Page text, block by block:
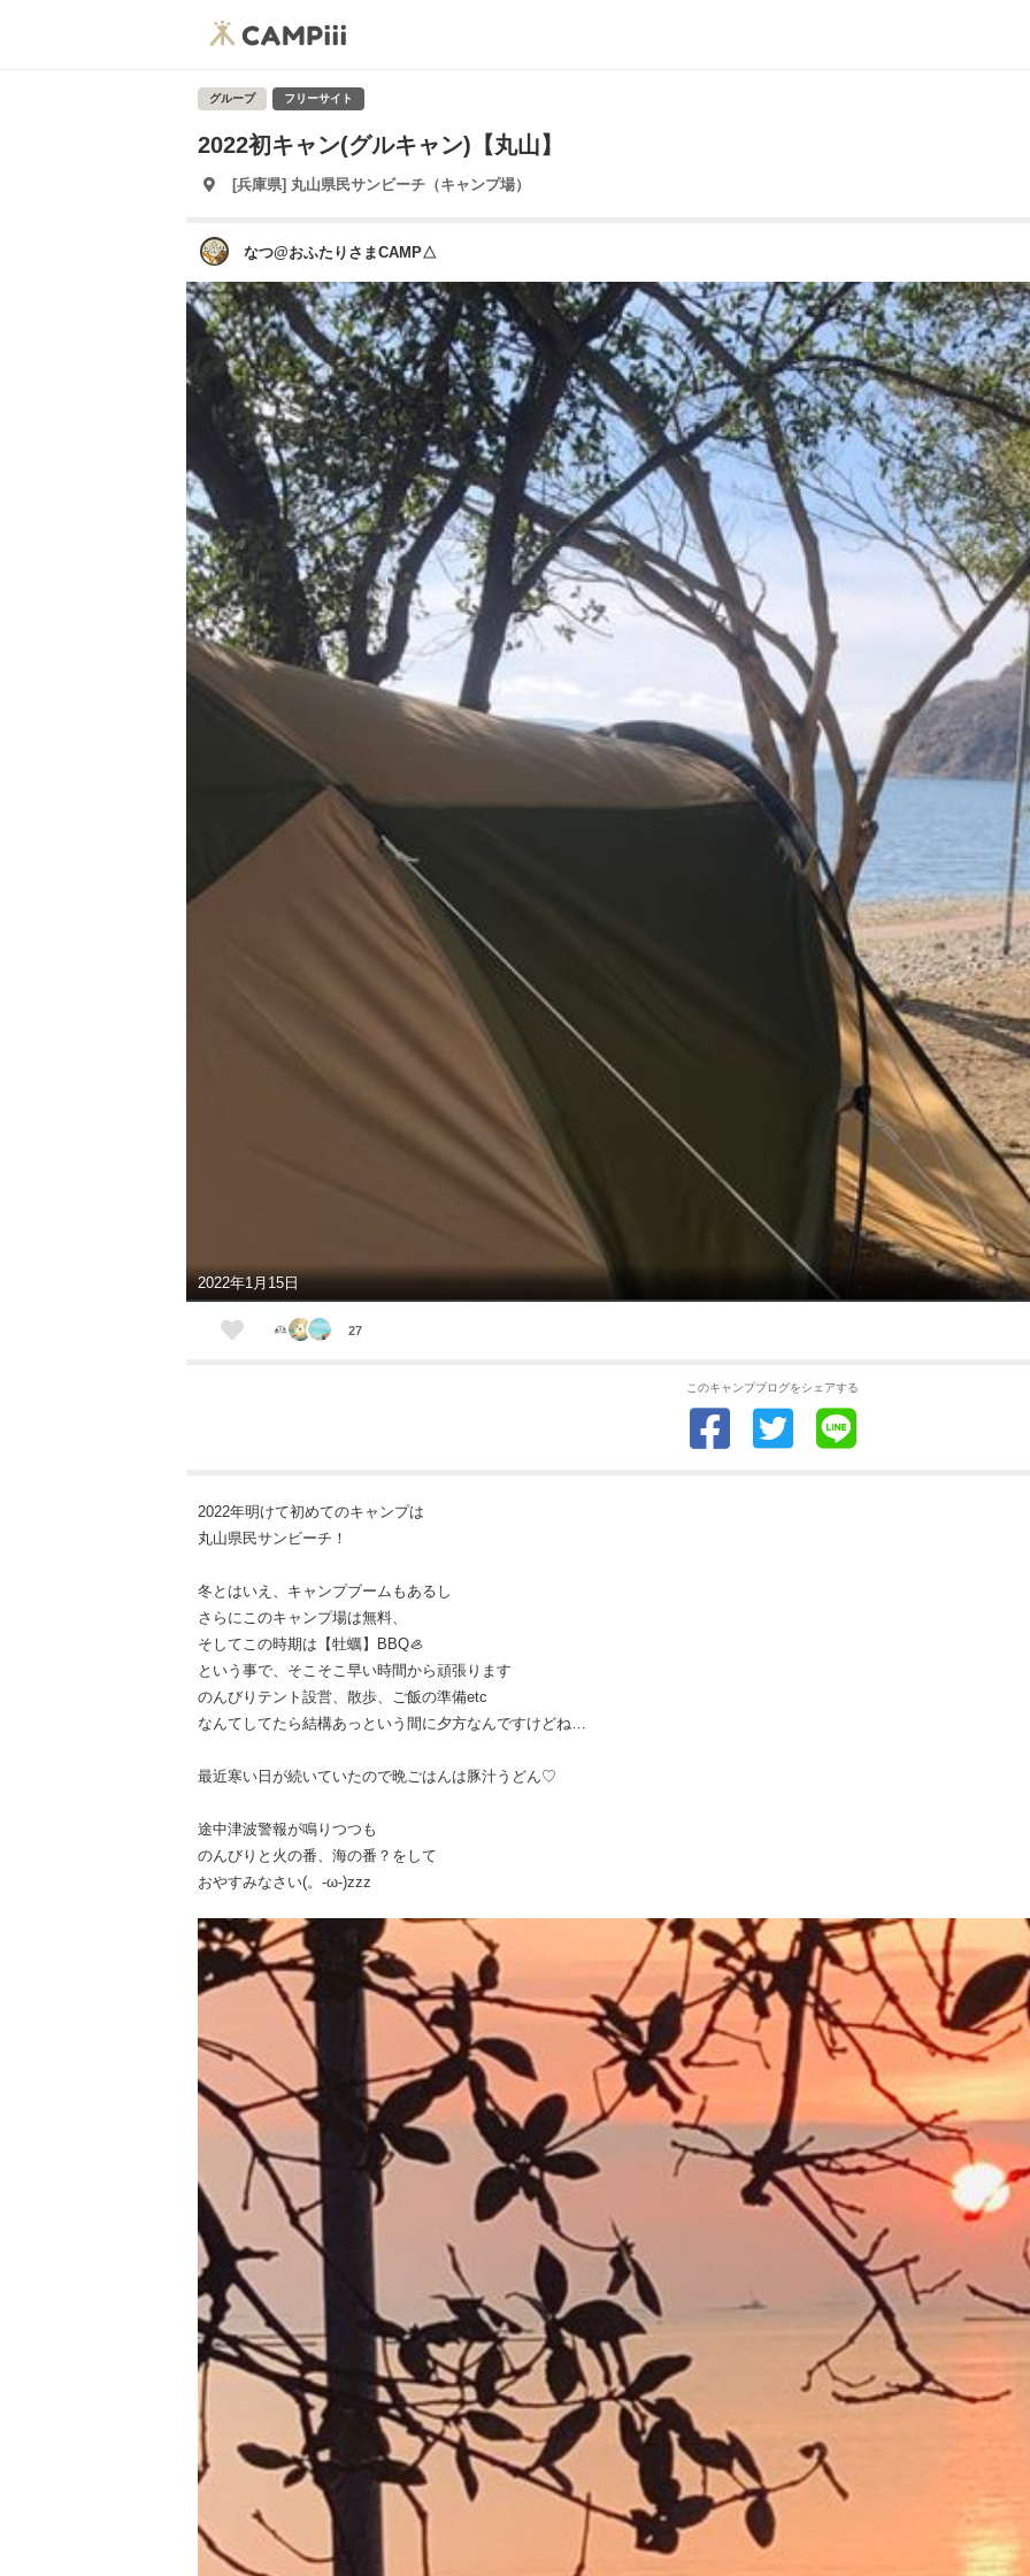
グループ フリーサイト
2022初キャン(グルキャン)【丸山】
[兵庫県] 丸山県民サンビーチ（キャンプ場）
なつ@おふたりさまCAMP△
2022年1月15日
27
このキャンプブログをシェアする
2022年明けて初めてのキャンプは
丸山県民サンビーチ！
冬とはいえ、キャンプブームもあるし
さらにこのキャンプ場は無料、
そしてこの時期は【牡蠣】BBQ🦪
という事で、そこそこ早い時間から頑張ります
のんびりテント設営、散歩、ご飯の準備etc
なんてしてたら結構あっという間に夕方なんですけどね…
最近寒い日が続いていたので晩ごはんは豚汁うどん♡
途中津波警報が鳴りつつも
のんびりと火の番、海の番？をして
おやすみなさい(。-ω-)zzz